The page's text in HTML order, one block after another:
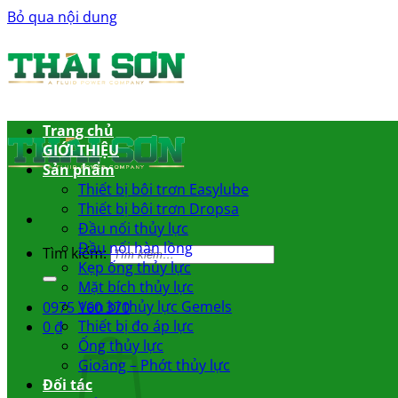
Bỏ qua nội dung
Tìm kiếm:
0975 160 370
0 ₫
Trang chủ
GIỚI THIỆU
Sản phẩm
Thiết bị bôi trơn Easylube
Thiết bị bôi trơn Dropsa
Đầu nối thủy lực
Đầu nối hàn lồng
Kẹp ống thủy lực
Mặt bích thủy lực
Van bi thủy lực Gemels
Thiết bị đo áp lực
Ống thủy lực
Gioăng – Phớt thủy lực
Đối tác